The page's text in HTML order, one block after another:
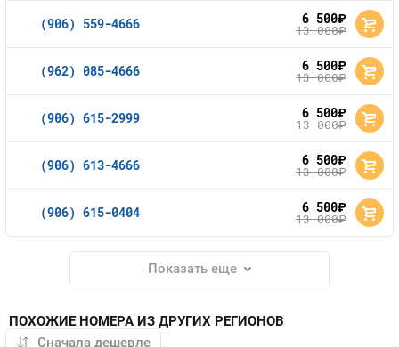
(906) 559-4666 6 500руб.
13 000руб.
(962) 085-4666 6 500руб.
13 000руб.
(906) 615-2999 6 500руб.
13 000руб.
(906) 613-4666 6 500руб.
13 000руб.
(906) 615-0404 6 500руб.
13 000руб.
Показать еще
ПОХОЖИЕ НОМЕРА ИЗ ДРУГИХ РЕГИОНОВ